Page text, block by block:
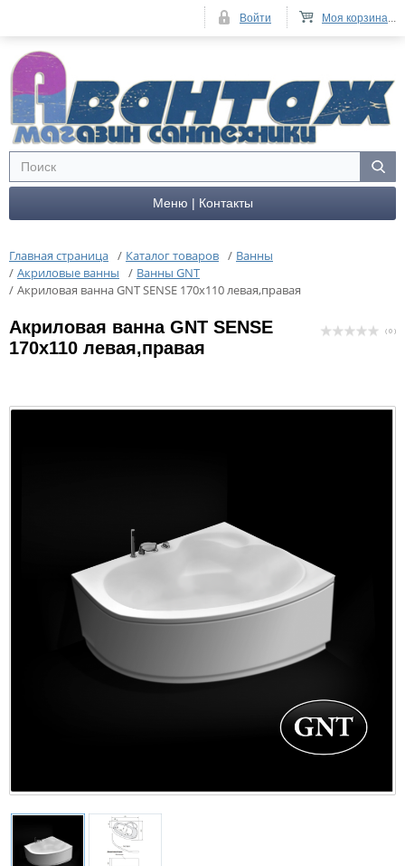
Меню | Контакты
Главная страница / Каталог товаров / Ванны
/ Акриловые ванны / Ванны GNT
/ Акриловая ванна GNT SENSE 170x110 левая,правая
Акриловая ванна GNT SENSE
170x110 левая,правая
( 0 )
Моя корзина...
Войти